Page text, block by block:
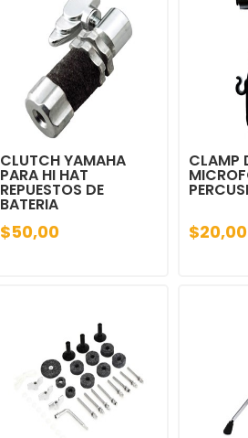
CLUTCH YAMAHA
PARA HI HAT
REPUESTOS DE
BATERIA
$50,00
CLAMP
$20,00